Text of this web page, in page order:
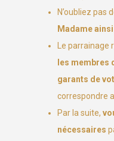
N’oubliez pas
Madame
Le
les membres
garants de
correspondre
Par la suite,
nécessaires